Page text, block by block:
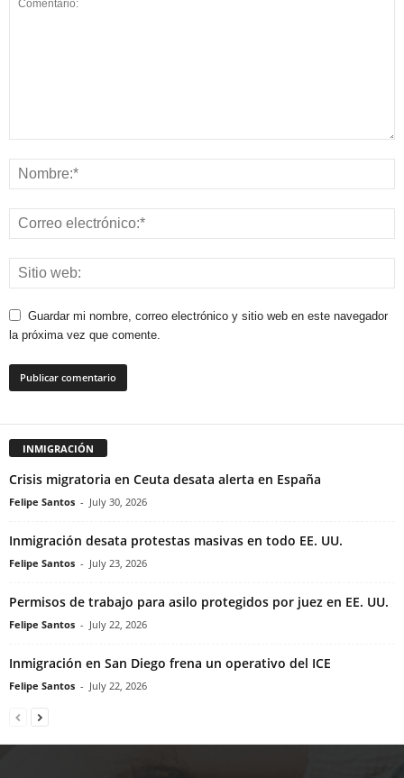
Guardar mi nombre, correo electrónico y sitio web en este navegador
la próxima vez que comente.
INMIGRACIÓN
Crisis migratoria en Ceuta desata alerta en España
Felipe Santos - July 30, 2026
Inmigración desata protestas masivas en todo EE. UU.
Felipe Santos - July 23, 2026
Permisos de trabajo para asilo protegidos por juez en EE. UU.
Felipe Santos - July 22, 2026
Inmigración en San Diego frena un operativo del ICE
Felipe Santos - July 22, 2026